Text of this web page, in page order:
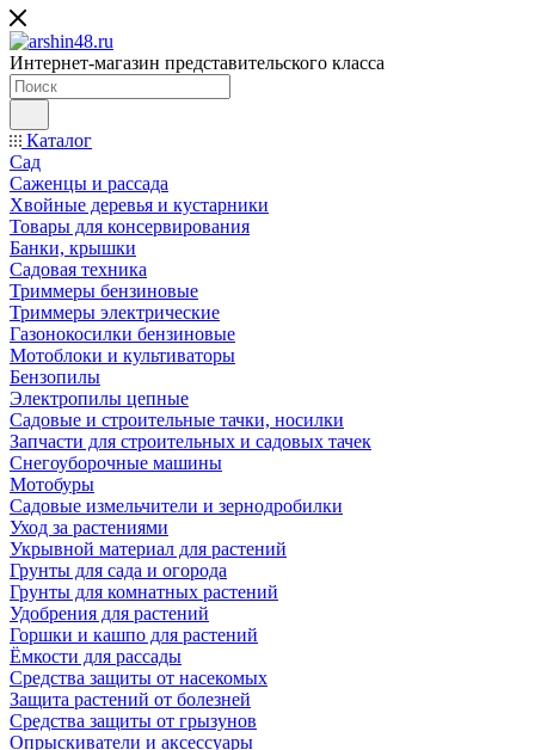
Интернет-магазин представительского класса
Каталог
Сад
Саженцы и рассада
Хвойные деревья и кустарники
Товары для консервирования
Банки, крышки
Садовая техника
Триммеры бензиновые
Триммеры электрические
Газонокосилки бензиновые
Мотоблоки и культиваторы
Бензопилы
Электропилы цепные
Садовые и строительные тачки, носилки
Запчасти для строительных и садовых тачек
Снегоуборочные машины
Мотобуры
Садовые измельчители и зернодробилки
Уход за растениями
Укрывной материал для растений
Грунты для сада и огорода
Грунты для комнатных растений
Удобрения для растений
Горшки и кашпо для растений
Ёмкости для рассады
Средства защиты от насекомых
Защита растений от болезней
Средства защиты от грызунов
Опрыскиватели и аксессуары